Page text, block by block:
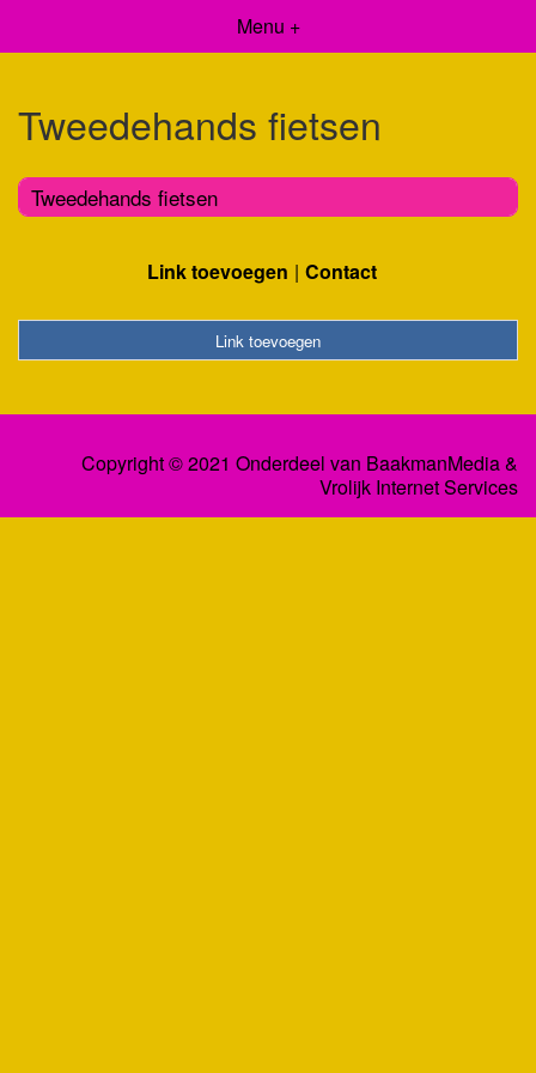
Menu +
Tweedehands fietsen
Tweedehands fietsen
Link toevoegen Contact
Link toevoegen
Copyright © 2021 Onderdeel van BaakmanMedia&
Vrolijk Internet Services